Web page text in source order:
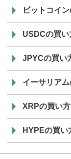
ビットコイ
USDCの買い
JPYCの買い
イーサリア
XRPの買い方
HYPEの買い